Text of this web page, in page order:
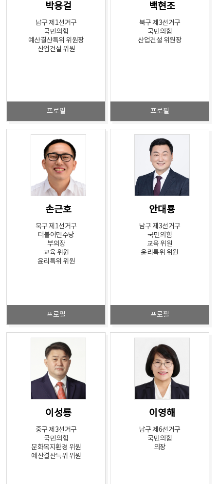
박용걸
남구 제1선거구
국민의힘
예산결산특위 위원장
산업건설 위원
프로필
백현조
북구 제3선거구
국민의힘
산업건설 위원장
프로필
손근호
북구 제1선거구
더불어민주당
부의장
교육 위원
윤리특위 위원
프로필
안대룡
남구 제3선거구
국민의힘
교육 위원
윤리특위 위원
프로필
이성룡
중구 제3선거구
국민의힘
문화복지환경 위원
예산결산특위 위원
이영해
남구 제6선거구
국민의힘
의장